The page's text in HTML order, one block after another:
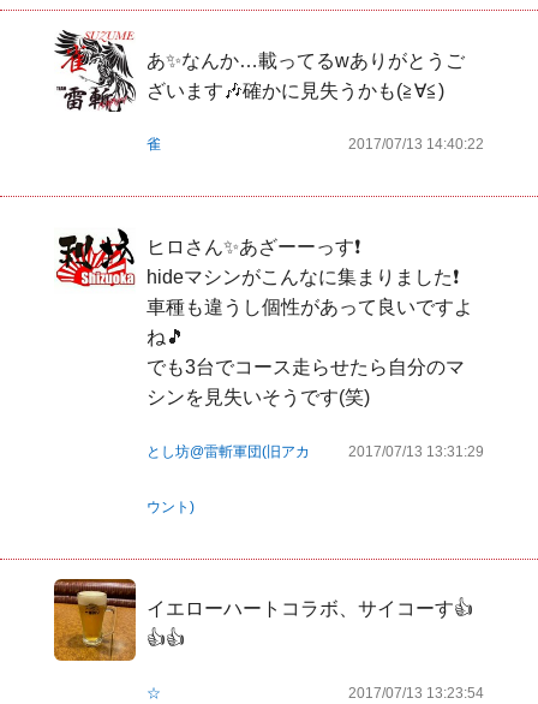
あ✨なんか…載ってるwありがとうご
ざいます🎶確かに見失うかも(≧∀≦)
雀 2017/07/13 14:40:22
ヒロさん✨あざーーっす❗
hideマシンがこんなに集まりました❗
車種も違うし個性があって良いですよ
ね🎵
でも3台でコース走らせたら自分のマ
シンを見失いそうです(笑)
とし坊@雷斬軍団(旧アカ
ウント)
2017/07/13 13:31:29
イエローハートコラボ、サイコーす👍
👍👍
☆ 2017/07/13 13:23:54